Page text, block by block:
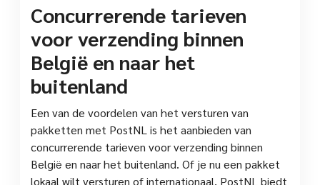
Concurrerende tarieven
voor verzending binnen
België en naar het
buitenland
Een van de voordelen van het versturen van
pakketten met PostNL is het aanbieden van
concurrerende tarieven voor verzending binnen
België en naar het buitenland. Of je nu een pakket
lokaal wilt versturen of internationaal, PostNL biedt